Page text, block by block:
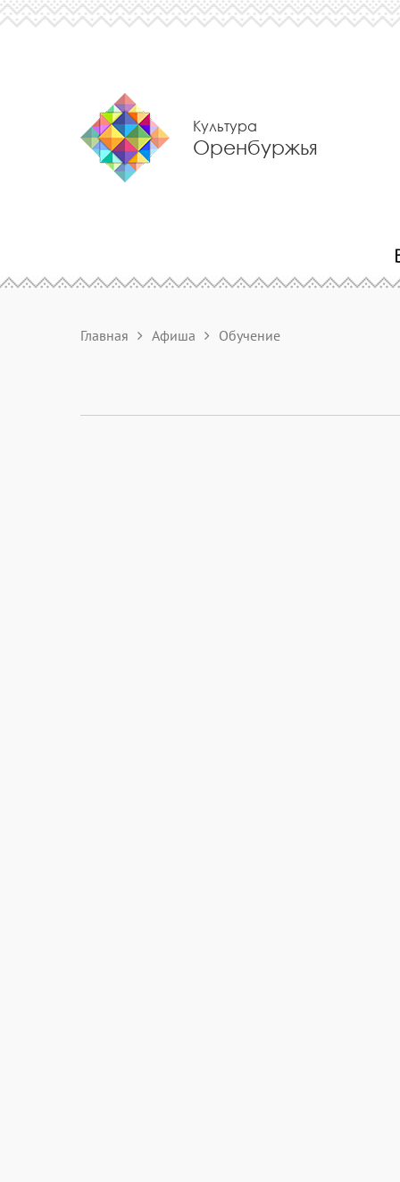
Культура
Оренбуржья
Главная Афиша Обучение